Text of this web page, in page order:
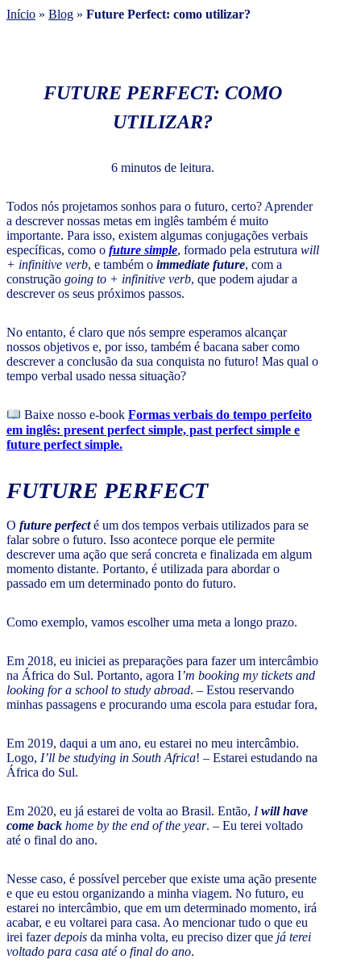
Início » Blog » Future Perfect: como utilizar?
FUTURE PERFECT: COMO
UTILIZAR?
6 minutos de leitura.
Todos nós projetamos sonhos para o futuro, certo? Aprender
a descrever nossas metas em inglês também é muito
importante. Para isso, existem algumas conjugações verbais
específicas, como o future simple, formado pela estrutura will
+ infinitive verb, e também o immediate future, com a
construção going to + infinitive verb, que podem ajudar a
descrever os seus próximos passos.
No entanto, é claro que nós sempre esperamos alcançar
nossos objetivos e, por isso, também é bacana saber como
descrever a conclusão da sua conquista no futuro! Mas qual o
tempo verbal usado nessa situação?
Baixe nosso e-bookFormas verbais do tempo perfeito
em inglês: present perfect simple, past perfect simple e
future perfect simple.
FUTURE PERFECT
O future perfecté um dos tempos verbais utilizados para se
falar sobre o futuro. Isso acontece porque ele permite
descrever uma ação que será concreta e finalizada em algum
momento distante. Portanto, é utilizada para abordar o
passado em um determinado ponto do futuro.
Como exemplo, vamos escolher uma meta a longo prazo.
Em 2018, eu iniciei as preparações para fazer um intercâmbio
na África do Sul. Portanto, agora I’m booking my tickets and
looking for a school to study abroad. – Estou reservando
minhas passagens e procurando uma escola para estudar fora,
Em 2019, daqui a um ano, eu estarei no meu intercâmbio.
Logo, I’ll be studying in South Africa! – Estarei estudando na
África do Sul.
Em 2020, eu já estarei de volta ao Brasil. Então, Iwill have
come back home by the end of the year. – Eu terei voltado
até o final do ano.
Nesse caso, é possível perceber que existe uma ação presente
e que eu estou organizando a minha viagem. No futuro, eu
estarei no intercâmbio, que em um determinado momento, irá
acabar, e eu voltarei para casa. Ao mencionar tudo o que eu
irei fazerdepois da minha volta, eu preciso dizer que já terei
voltado para casa até o final do ano.